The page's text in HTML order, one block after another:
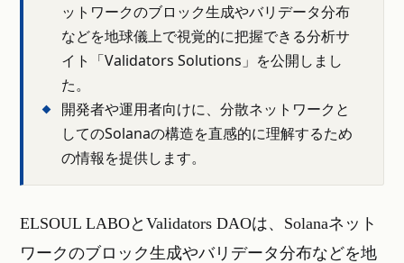
ットワークのブロック生成やバリデータ分布
などを地球儀上で視覚的に把握できる分析サ
イト「Validators Solutions」を公開しまし
た。
開発者や運用者向けに、分散ネットワークと
してのSolanaの構造を直感的に理解するため
の情報を提供します。
ELSOUL LABOとValidators DAOは、Solanaネット
ワークのブロック生成やバリデータ分布などを地